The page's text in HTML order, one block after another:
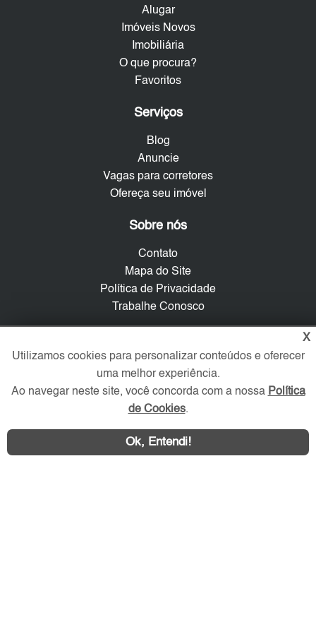
Alugar
Imóveis Novos
Imobiliária
O que procura?
Favoritos
Serviços
Blog
Anuncie
Vagas para corretores
Ofereça seu imóvel
Sobre nós
Contato
Mapa do Site
Política de Privacidade
Trabalhe Conosco
Redes Sociais
X
Utilizamos cookies para personalizar conteúdos e oferecer
uma melhor experiência.
Ao navegar neste site, você concorda com a nossa Política
de Cookies.
Ok, Entendi!